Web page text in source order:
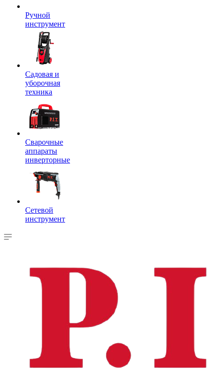
Ручной
инструмент
Садовая и
уборочная
техника
Сварочные
аппараты
инверторные
Сетевой
инструмент